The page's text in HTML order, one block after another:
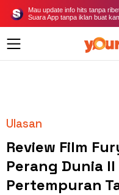
Mau update info hits tanpa
Suara App tanpa iklan buat
Ulasan
Review Film
Perang Dunia
Pertempuran